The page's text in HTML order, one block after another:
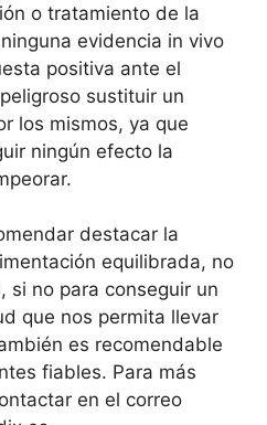
o tratamiento de la
evidencia in vivo
positiva ante el
sustituir un
los mismos, ya que
ningún efecto la
destacar la
equilibrada, no
si no para conseguir un
que nos permita llevar
es recomendable
fiables. Para más
en el correo